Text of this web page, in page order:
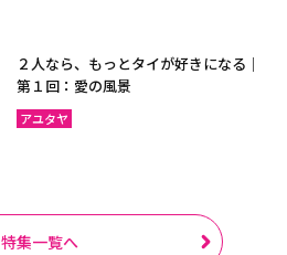
２人なら、もっとタイが好きになる｜
第１回：愛の風景
アユタヤ
特集一覧へ